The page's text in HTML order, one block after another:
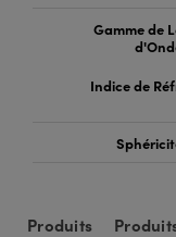
Gamme de
Indice de
Produits